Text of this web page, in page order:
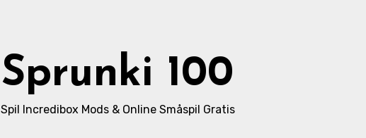
Sprunki 100
Spil Incredibox Mods & Online Småspil Gratis